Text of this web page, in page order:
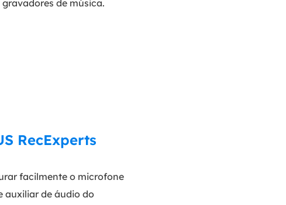
de música.
RecExperts
facilmente o microfone
auxiliar de áudio do